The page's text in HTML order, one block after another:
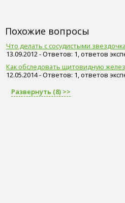
Похожие вопросы
Что делать с сосудистыми
13.09.2012 - Ответов: 1, ответов
Как обследовать щитовидную
12.05.2014 - Ответов: 1, ответов
Развернуть (8) >>